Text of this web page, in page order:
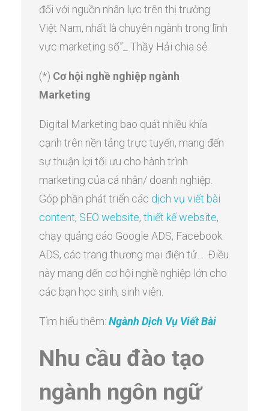
đối với nguồn nhân lực trên thị trường
Việt Nam, nhất là chuyên ngành trong lĩnh
vực marketing số”_ Thầy Hải chia sẻ.
(*) Cơ hội nghề nghiệp ngành
Marketing
Digital Marketing bao quát nhiều khía
cạnh trên nền tảng trực tuyến, mang đến
sự thuận lợi tối ưu cho hành trình
marketing của cá nhân/ doanh nghiệp.
Góp phần phát triển các dịch vụ viết bài
content, SEO website,thiết kế website,
chạy quảng cáo Google ADS, Facebook
ADS, các trang thương mại điện tử… Điều
này mang đến cơ hội nghề nghiệp lớn cho
các bạn học sinh, sinh viên.
Tìm hiểu thêm:Ngành Dịch Vụ Viết Bài
Nhu cầu đào tạo
ngành ngôn ngữ